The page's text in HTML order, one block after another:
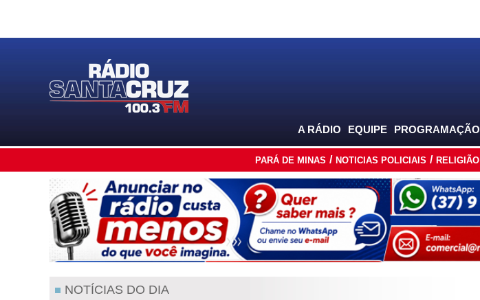
A RÁDIO EQUIPE PROGRAMAÇÃO
PARÁ DE MINAS NOTICIAS POLICIAIS RELIGIÃO
NOTÍCIAS DO DIA